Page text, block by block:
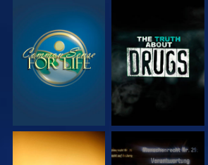
ANSEHEN ANSEHEN